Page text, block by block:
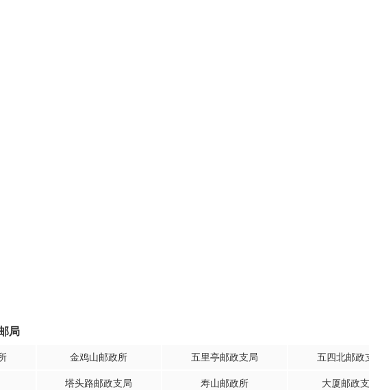
局
金鸡山邮政所 五里亭邮政支局 五四北邮政
塔头路邮政支局 寿山邮政所 大厦邮政